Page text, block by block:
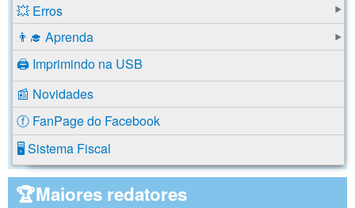
💥 Erros
👨‍🎓 Aprenda
🖨️ Imprimindo na USB
📰 Novidades
ⓕ FanPage do Facebook
🖥️ Sistema Fiscal
🏆Maiores redatores